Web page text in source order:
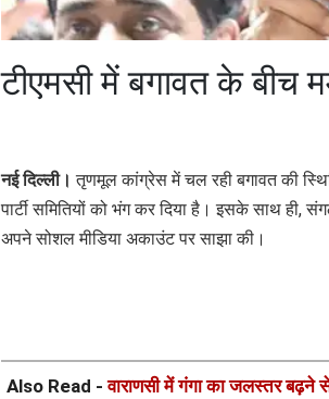
टीएमसी में बगावत के बीच
नई दिल्ली। तृणमूल कांग्रेस में चल रही बगावत की
पार्टी समितियों को भंग कर दिया है। इसके साथ ही,
अपने सोशल मीडिया अकाउंट पर साझा की।
Also Read -वाराणसी में गंगा का जलस्तर बढ़ने से